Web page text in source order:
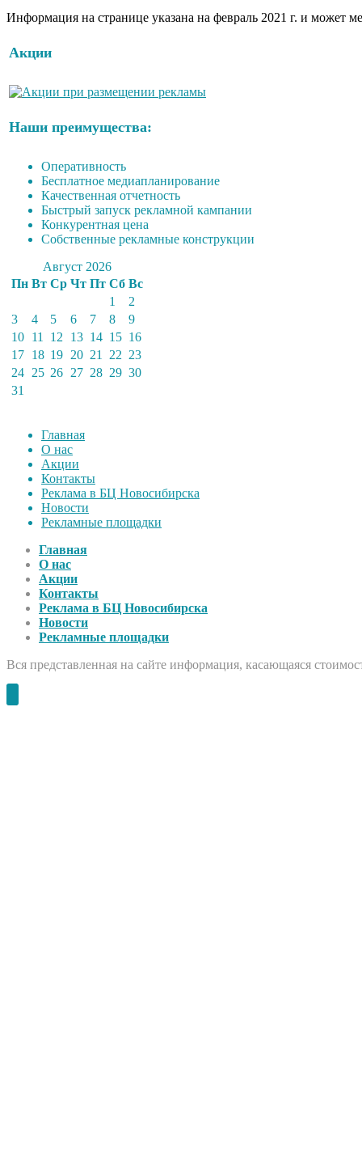
Информация на странице указана на февраль 2021 г. и может
Акции
Наши преимущества:
Оперативность
Бесплатное медиапланирование
Качественная отчетность
Быстрый запуск рекламной кампании
Конкурентная цена
Собственные рекламные конструкции
Август 2026
Пн Вт Ср Чт Пт Сб Вс
1
2
3
4 5 6 7 8
9
10 11 12 13 14 15 16
17 18 19 20 21 22 23
24 25 26 27 28 29 30
31
Главная
О нас
Акции
Контакты
Реклама в БЦ Новосибирска
Новости
Рекламные площадки
Главная
О нас
Акции
Контакты
Реклама в БЦ Новосибирска
Новости
Рекламные площадки
Вся представленная на сайте информация, касающаяся